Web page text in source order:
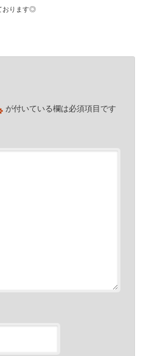
おります◎
が付いている欄は必須項目です